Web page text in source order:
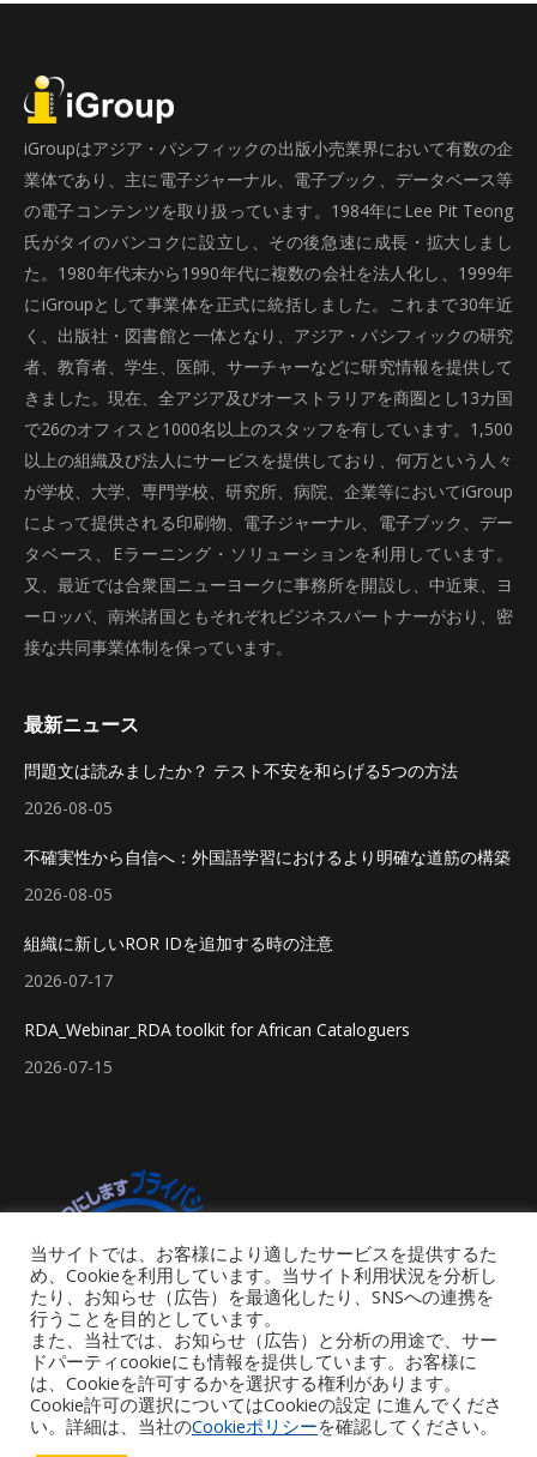
iGroupはアジア・パシフィックの出版小売業界において有数の企
業体であり、主に電子ジャーナル、電子ブック、データベース等
の電子コンテンツを取り扱っています。1984年にLee Pit Teong
氏がタイのバンコクに設立し、その後急速に成長・拡大しまし
た。1980年代末から1990年代に複数の会社を法人化し、1999年
にiGroupとして事業体を正式に統括しました。これまで30年近
く、出版社・図書館と一体となり、アジア・パシフィックの研究
者、教育者、学生、医師、サーチャーなどに研究情報を提供して
きました。現在、全アジア及びオーストラリアを商圏とし13カ国
で26のオフィスと1000名以上のスタッフを有しています。1,500
以上の組織及び法人にサービスを提供しており、何万という人々
が学校、大学、専門学校、研究所、病院、企業等においてiGroup
によって提供される印刷物、電子ジャーナル、電子ブック、デー
タベース、Eラーニング・ソリューションを利用しています。
又、最近では合衆国ニューヨークに事務所を開設し、中近東、ヨ
ーロッパ、南米諸国ともそれぞれビジネスパートナーがおり、密
接な共同事業体制を保っています。
最新ニュース
問題文は読みましたか？ テスト不安を和らげる5つの方法
2026-08-05
不確実性から自信へ：外国語学習におけるより明確な道筋の構築
2026-08-05
組織に新しいROR IDを追加する時の注意
2026-07-17
RDA_Webinar_RDA toolkit for African Cataloguers
2026-07-15
当サイトでは、お客様により適したサービスを提供するた
め、Cookieを利用しています。当サイト利用状況を分析し
たり、お知らせ（広告）を最適化したり、SNSへの連携を
行うことを目的としています。
また、当社では、お知らせ（広告）と分析の用途で、サー
ドパーティcookieにも情報を提供しています。お客様に
は、Cookieを許可するかを選択する権利があります。
Cookie許可の選択についてはCookieの設定 に進んでくださ
い。詳細は、当社のCookieポリシーを確認してください。